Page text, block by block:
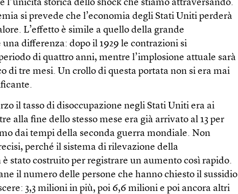
l’unicità storica dello shock che stiamo attraversando.
si prevede che l’economia degli Stati Uniti perderà
L’effetto è simile a quello della grande
una differenza: dopo il 1929 le contrazioni si
di quattro anni, mentre l’implosione attuale sarà
di tre mesi. Un crollo di questa portata non si era mai
il tasso di disoccupazione negli Stati Uniti era ai
alla fine dello stesso mese era già arrivato al 13 per
dai tempi della seconda guerra mondiale. Non
perché il sistema di rilevazione della
stato costruito per registrare un aumento così rapido.
il numero delle persone che hanno chiesto il sussidio
3,3 milioni in più, poi 6,6 milioni e poi ancora altri